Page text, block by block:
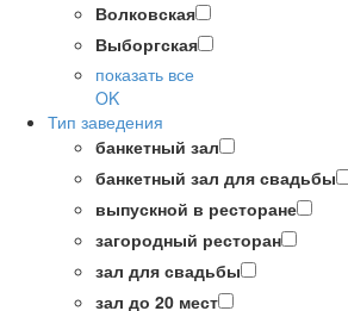
Волковская
Выборгская
показать все
OK
Тип заведения
банкетный зал
банкетный зал для свадьбы
выпускной в ресторане
загородный ресторан
зал для свадьбы
зал до 20 мест